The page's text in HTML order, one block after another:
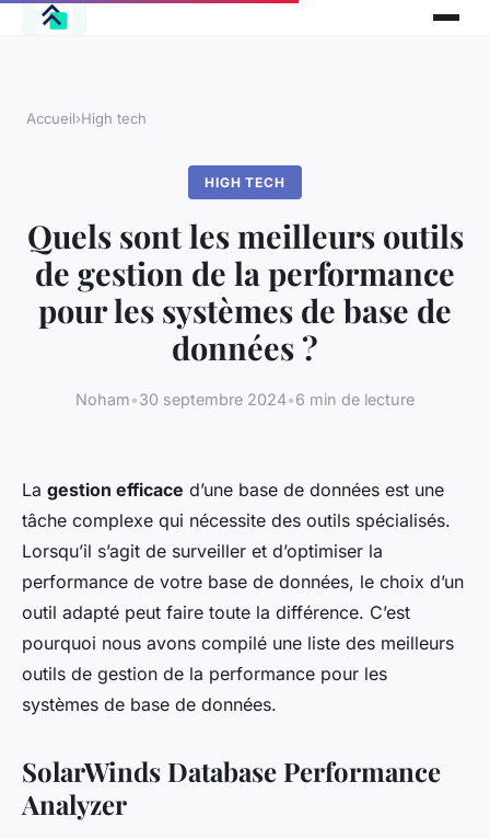
Accueil›High tech
HIGH TECH
Quels sont les meilleurs outils
de gestion de la performance
pour les systèmes de base de
données ?
Noham•30 septembre 2024•6 min de lecture
La gestion efficace d’une base de données est une
tâche complexe qui nécessite des outils spécialisés.
Lorsqu’il s’agit de surveiller et d’optimiser la
performance de votre base de données, le choix d’un
outil adapté peut faire toute la différence. C’est
pourquoi nous avons compilé une liste des meilleurs
outils de gestion de la performance pour les
systèmes de base de données.
SolarWinds Database Performance
Analyzer